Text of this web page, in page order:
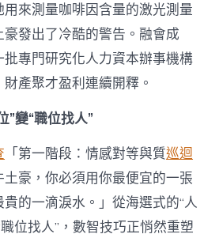
來測量咖啡因含量的激光測量
發出了冷酷的警告。融會成
批專門研究化人力資本辦事機構
產聚才盈利連續開釋。
”變“職位找人”
「第一階段：情感對等與質巡迴
土豪，你必須用你最便宜的一張
的一滴淚水。」從海選式的“人
位找人”，數智技巧正悄然重塑